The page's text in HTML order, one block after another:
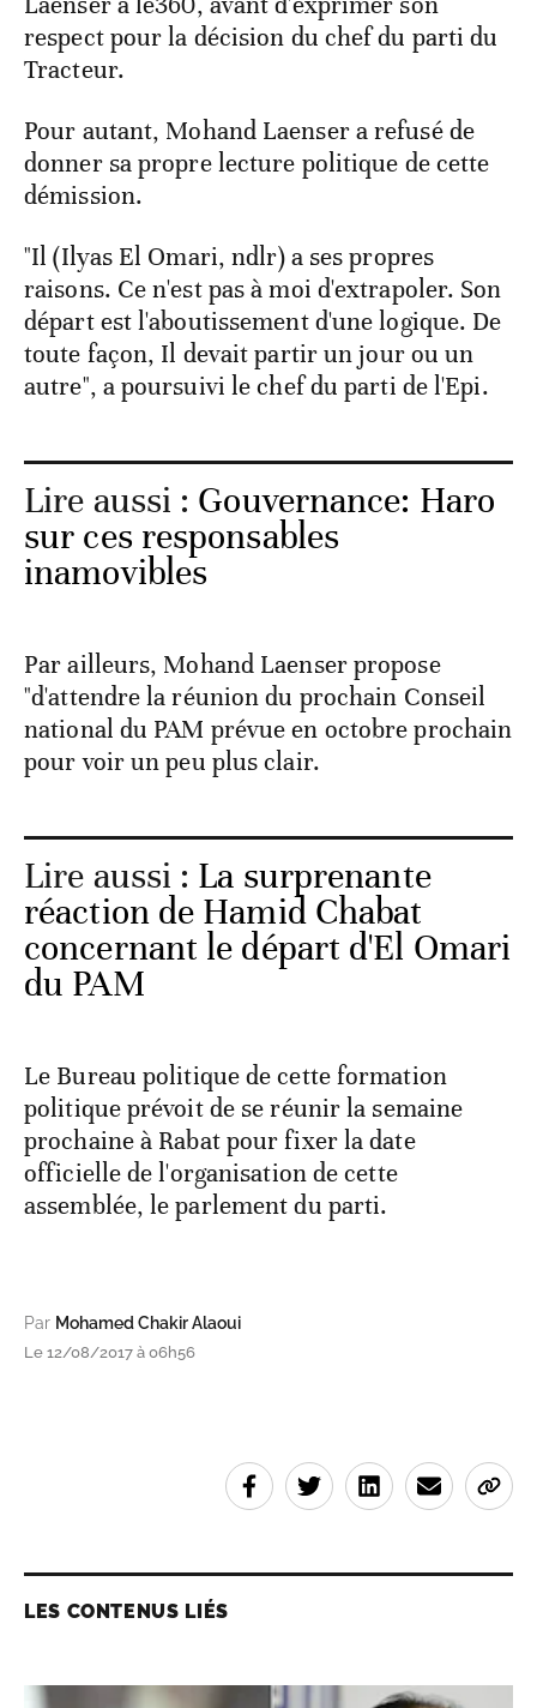
respect pour la décision du chef du parti du
Tracteur.
Pour autant, Mohand Laenser a refusé de
donner sa propre lecture politique de cette
démission.
"Il (Ilyas El Omari, ndlr) a ses propres
raisons. Ce n'est pas à moi d'extrapoler. Son
départ est l'aboutissement d'une logique. De
toute façon, Il devait partir un jour ou un
autre", a poursuivi le chef du parti de l'Epi.
Lire aussi : Gouvernance: Haro
sur ces responsables
inamovibles
Par ailleurs, Mohand Laenser propose
"d'attendre la réunion du prochain Conseil
national du PAM prévue en octobre prochain
pour voir un peu plus clair.
Lire aussi : La surprenante
réaction de Hamid Chabat
concernant le départ d'El Omari
du PAM
Le Bureau politique de cette formation
politique prévoit de se réunir la semaine
prochaine à Rabat pour fixer la date
officielle de l'organisation de cette
assemblée, le parlement du parti.
Par Mohamed Chakir Alaoui
Le 12/08/2017 à 06h56
LES CONTENUS LIÉS